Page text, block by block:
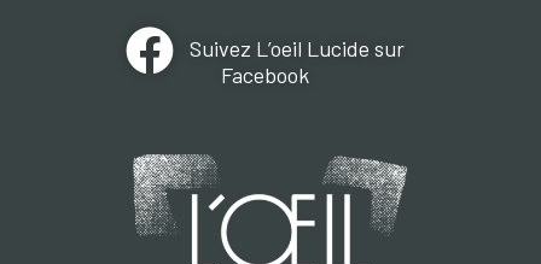
Suivez L’oeil Lucide sur
Facebook